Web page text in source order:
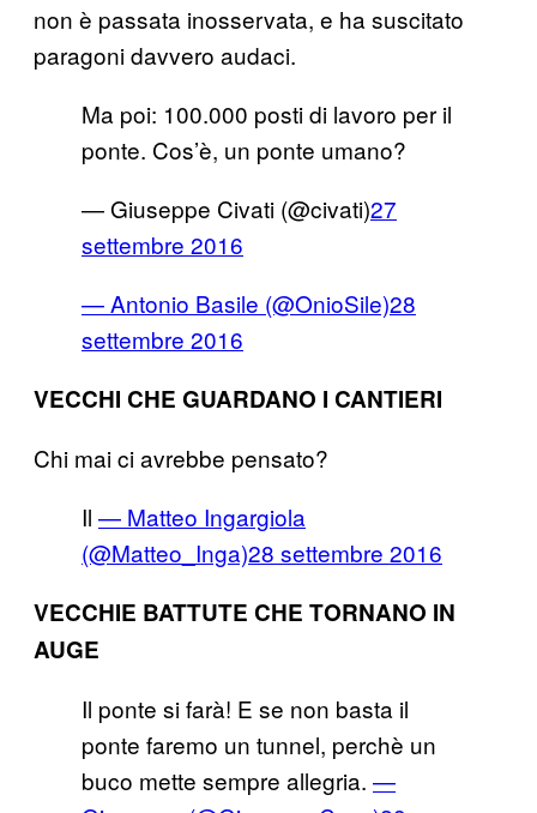
non è passata inosservata, e ha suscitato
paragoni davvero audaci.
Ma poi: 100.000 posti di lavoro per il
ponte. Cos’è, un ponte umano?
— Giuseppe Civati (@civati)27
settembre 2016
— Antonio Basile (@OnioSile)28
settembre 2016
VECCHI CHE GUARDANO I CANTIERI
Chi mai ci avrebbe pensato?
Il — Matteo Ingargiola
(@Matteo_Inga)28 settembre 2016
VECCHIE BATTUTE CHE TORNANO IN
AUGE
Il ponte si farà! E se non basta il
ponte faremo un tunnel, perchè un
buco mette sempre allegria. —